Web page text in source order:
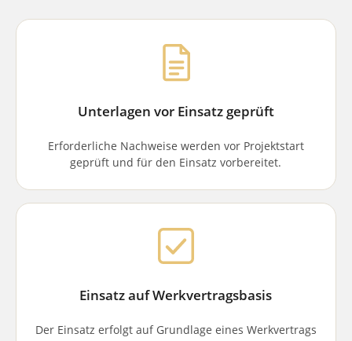
Unterlagen vor Einsatz geprüft
Erforderliche Nachweise werden vor Projektstart
geprüft und für den Einsatz vorbereitet.
Einsatz auf Werkvertragsbasis
Der Einsatz erfolgt auf Grundlage eines Werkvertrags